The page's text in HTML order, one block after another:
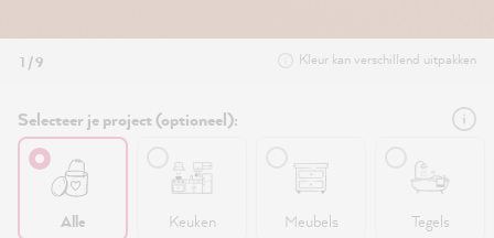
1 / 9 Kleur kan verschillend uitpakken
Selecteer je project (optioneel):
Alle Keuken Meubels Tegels